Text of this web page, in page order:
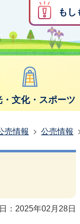
もし
・文化・スポーツ
売情報 公売情報
：2025年02月28日